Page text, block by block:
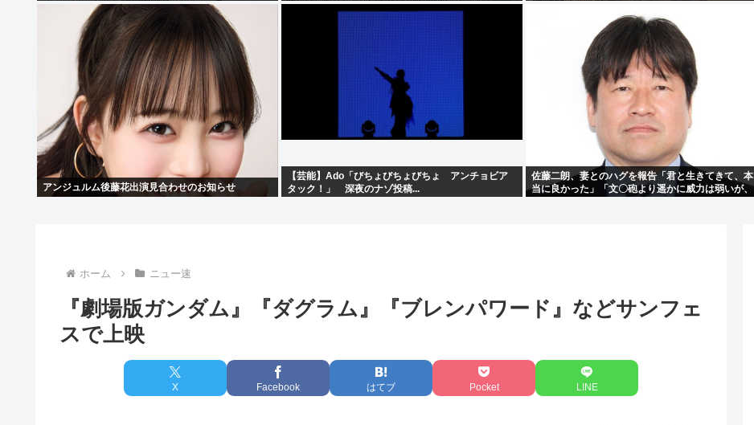
アンジュルム後藤花出演見合わせのお知らせ
【芸能】Ado「びちょびちょびちょ アンチョビア
タック！」 深夜のナゾ投稿...
佐藤二朗、妻とのハグを報告「君と生きてきて、本
当に良かった」「文〇砲より遥かに威力は弱いが、
ホーム ニュー速
『劇場版ガンダム』『ダグラム』『ブレンパワード』などサンフェ
スで上映
X Facebook はてブ Pocket LINE